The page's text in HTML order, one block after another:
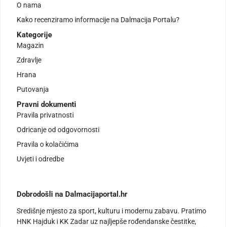
O nama
Kako recenziramo informacije na Dalmacija Portalu?
Kategorije
Magazin
Zdravlje
Hrana
Putovanja
Pravni dokumenti
Pravila privatnosti
Odricanje od odgovornosti
Pravila o kolačićima
Uvjeti i odredbe
Dobrodošli na Dalmacijaportal.hr
Središnje mjesto za sport, kulturu i modernu zabavu. Pratimo
HNK Hajduk i KK Zadar uz najljepše rođendanske čestitke,